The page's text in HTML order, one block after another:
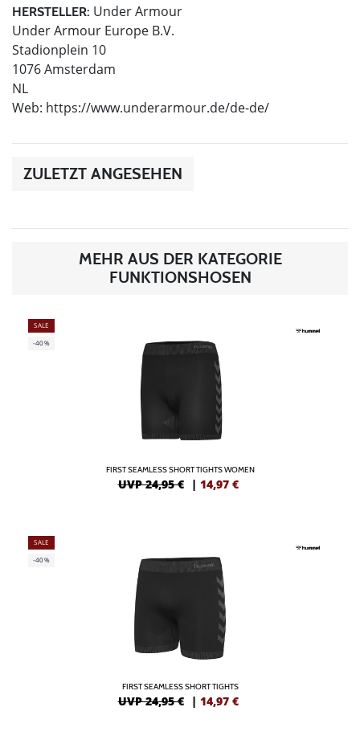
HERSTELLER: Under Armour
Under Armour Europe B.V.
Stadionplein 10
1076 Amsterdam
NL
Web: https://www.underarmour.de/de-de/
ZULETZT ANGESEHEN
MEHR AUS DER KATEGORIE
FUNKTIONSHOSEN
SALE
-40%
FIRST SEAMLESS SHORT TIGHTS WOMEN
UVP 24,95 € | 14,97 €
SALE
-40%
FIRST SEAMLESS SHORT TIGHTS
UVP 24,95 € | 14,97 €